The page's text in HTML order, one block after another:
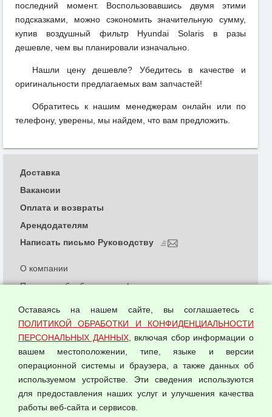
последний момент. Воспользовавшись двумя этими
подсказками, можно сэкономить значительную сумму,
купив воздушный фильтр Hyundai Solaris в разы
дешевле, чем вы планировали изначально.
Нашли цену дешевле? Убедитесь в качестве и
оригинальности предлагаемых вам запчастей!
Обратитесь к нашим менеджерам онлайн или по
телефону, уверены, мы найдем, что вам предложить.
© 2026 ООО "Феникс"
О компании
Политика обработки и конфиденциальности
Согласием на обработку персональных данных
Оферта оптовой купли-продажи
Публичная оферта
Доставка
Вакансии
Оплата и возвраты
Арендодателям
Написать письмо Руководству
Оставаясь на нашем сайте, вы соглашаетесь с
ПОЛИТИКОЙ ОБРАБОТКИ И КОНФИДЕНЦИАЛЬНОСТИ
ПЕРСОНАЛЬНЫХ ДАННЫХ, включая сбор информации о
вашем местоположении, типе, языке и версии
операционной системы и браузера, а также данных об
используемом устройстве. Эти сведения используются
для предоставления наших услуг и улучшения качества
работы веб-сайта и сервисов.